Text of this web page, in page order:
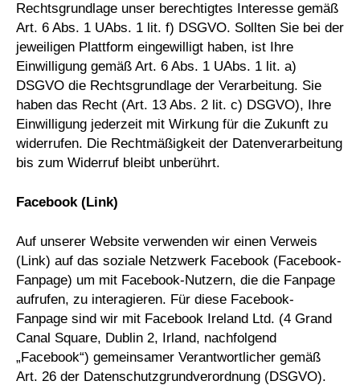
Rechtsgrundlage unser berechtigtes Interesse gemäß
Art. 6 Abs. 1 UAbs. 1 lit. f) DSGVO. Sollten Sie bei der
jeweiligen Plattform eingewilligt haben, ist Ihre
Einwilligung gemäß Art. 6 Abs. 1 UAbs. 1 lit. a)
DSGVO die Rechtsgrundlage der Verarbeitung. Sie
haben das Recht (Art. 13 Abs. 2 lit. c) DSGVO), Ihre
Einwilligung jederzeit mit Wirkung für die Zukunft zu
widerrufen. Die Rechtmäßigkeit der Datenverarbeitung
bis zum Widerruf bleibt unberührt.
Facebook (Link)
Auf unserer Website verwenden wir einen Verweis
(Link) auf das soziale Netzwerk Facebook (Facebook-
Fanpage) um mit Facebook-Nutzern, die die Fanpage
aufrufen, zu interagieren. Für diese Facebook-
Fanpage sind wir mit Facebook Ireland Ltd. (4 Grand
Canal Square, Dublin 2, Irland, nachfolgend
„Facebook“) gemeinsamer Verantwortlicher gemäß
Art. 26 der Datenschutzgrundverordnung (DSGVO).